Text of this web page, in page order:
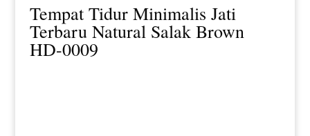
Tempat Tidur Minimalis Jati
Terbaru Natural Salak Brown
HD-0009